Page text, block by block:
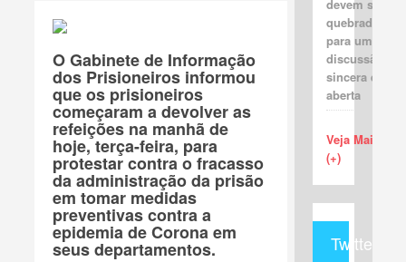
O Gabinete de Informação
dos Prisioneiros informou
que os prisioneiros
começaram a devolver as
refeições na manhã de
hoje, terça-feira, para
protestar contra o fracasso
da administração da prisão
em tomar medidas
preventivas contra a
epidemia de Corona em
seus departamentos.
devem ser
quebrados
para uma
discussão
sincera e
aberta
Veja Mais
(+)
Twitter